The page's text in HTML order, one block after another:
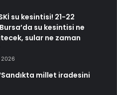
su kesintisi! 21-22
su kesintisi ne
sular ne zaman
2026
millet iradesini